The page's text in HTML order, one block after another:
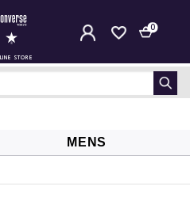
STORE
0
MENS